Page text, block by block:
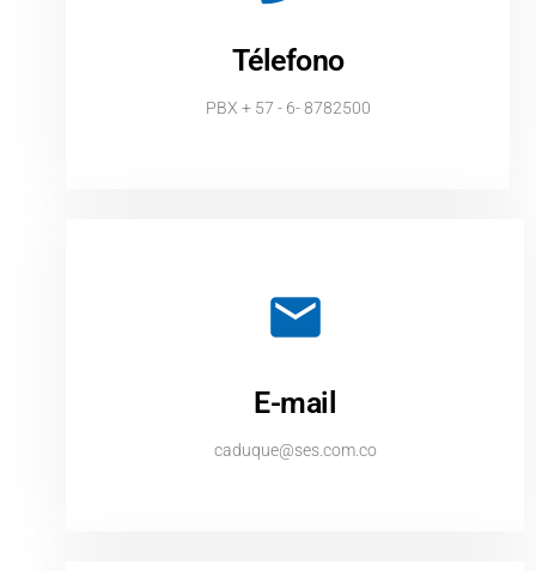
Télefono
PBX + 57 - 6- 8782500
E-mail
caduque@ses.com.co